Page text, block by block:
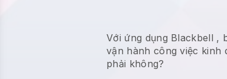
Với ứng dụng Blackbell ,
vận hành công việc kinh
phải không?